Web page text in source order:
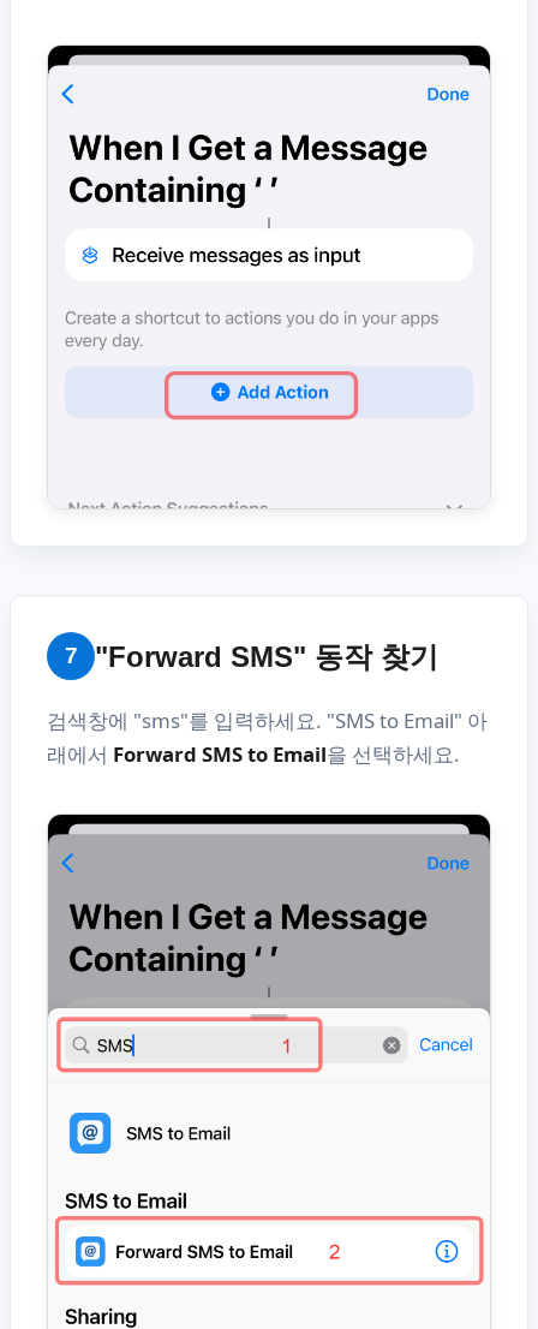
7 "Forward SMS" 동작 찾기
검색창에 "sms"를 입력하세요. "SMS to Email" 아
래에서 Forward SMS to Email을 선택하세요.